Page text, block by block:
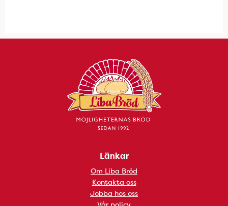
Länkar
Om Liba Bröd
Kontakta oss
Jobba hos oss